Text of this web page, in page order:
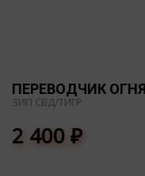
ПЕРЕВОДЧИК
ЗИП СВД/ТИГР
2 400₽